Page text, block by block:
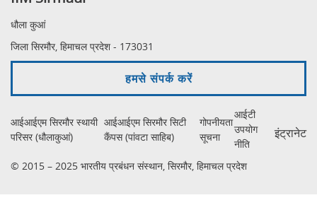
धौला कुआं
जिला सिरमौर, हिमाचल प्रदेश - 173031
हमसे संपर्क करें
आईआईएम सिरमौर स्थायी
परिसर (धौलाकुआं)
आईआईएम सिरमौर सिटी
कैंपस (पांवटा साहिब)
गोपनीयता
सूचना
आईटी
उपयोग
नीति
इंट्रानेट
© 2015 – 2025 भारतीय प्रबंधन संस्थान, सिरमौर, हिमाचल प्रदेश